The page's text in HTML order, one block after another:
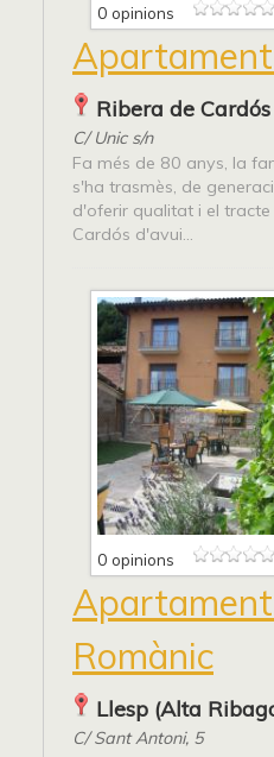
0 opinions
Ribera de
C/ Unic s/n
Fa més de 80 anys, la
s'ha trasmès, de
d'oferir qualitat i el
Cardós d'avui...
0 opinions
Romànic
Llesp (Alta
C/ Sant Antoni, 5